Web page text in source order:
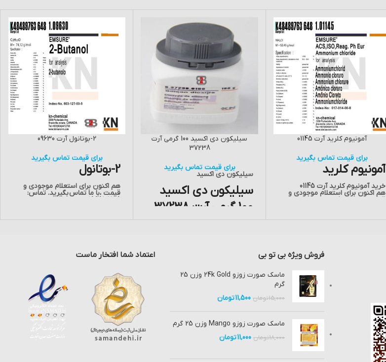
آمونیوم کلرید آرت 01145
برای قیمت تماس بگیرید
آمونیوم کلرید
خرید آمونیوم کلرید آرت 01145
هم اکنون برای استعلام موجودی و
سیلیکون دی اکسید 100 گرمی آرت
37238
برای قیمت تماس بگیرید
سیلیکون دی اکسید
سیلیکون دی اکسید
100 گرمی آرت 37238
2-بوتانول آرت 09630
برای قیمت تماس بگیرید
2-بوتانول
هم اکنون برای استعلام موجودی و
قیمت ،با ما تماسبگیرید. تماس:
فروش ویژه بی تو بی
ماسک صورت زوزو 24k Gold وزن 25
گرم
15,000تومان 11,500تومان
ماسک صورت زوزو Mango وزن 25 گرم
18,000تومان 11,000تومان
اعتماد شما افتخار ماست